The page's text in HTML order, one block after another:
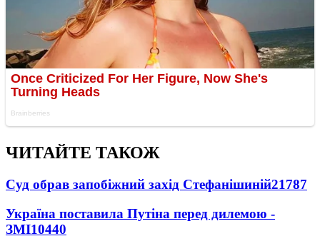
ЧИТАЙТЕ ТАКОЖ
Суд обрав запобіжний захід Стефанішиній21787
Україна поставила Путіна перед дилемою -
ЗМІ10440